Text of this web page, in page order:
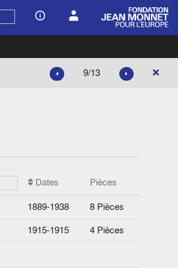
9/13
Dates
Pièces
1889-1938
8 Pièces
1915-1915 4 Pièces